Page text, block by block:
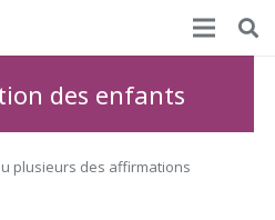
des enfants
plusieurs des affirmations